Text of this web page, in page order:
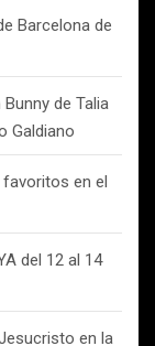
Barcelona de
Bunny de Talia
Galdiano
en el
del 12 al 14
en la